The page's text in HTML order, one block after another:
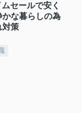
セールで安く
な暮らしの為
対策